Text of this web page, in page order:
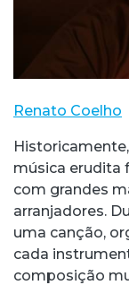
Renato Coelho
música erudita
com grandes
arranjadores.
uma canção,
cada
composição